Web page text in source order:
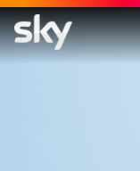
Forrest